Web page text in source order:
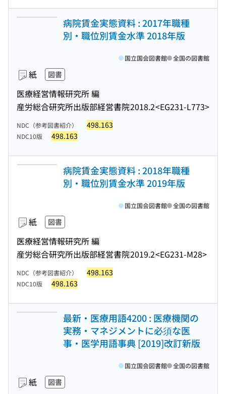
病院賃金実態資料 : 2017年職種
別・職位別賃金水準 2018年版
紙 図書
医療経営情報研究所 編
産労総合研究所出版部経営書院2018.2<EG231-L773>
国立国会図書館 全国の図書館
NDC（参考図書紹介） 498.163
NDC10版 498.163
病院賃金実態資料 : 2018年職種
別・職位別賃金水準 2019年版
紙 図書
医療経営情報研究所 編
産労総合研究所出版部経営書院2019.2<EG231-M28>
国立国会図書館 全国の図書館
NDC（参考図書紹介） 498.163
NDC10版 498.163
最新・医療用語4200 : 医療機関の
実務・マネジメントに必須な医
事・医学用語事典 [2019]改訂新版
紙 図書
国立国会図書館 全国の図書館